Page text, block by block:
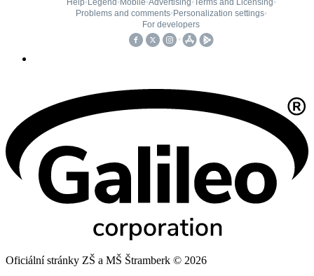
Oficiální stránky ZŠ a MŠ Štramberk © 2026